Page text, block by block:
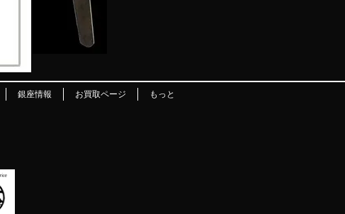
銀座情報 お買取ページ もっと